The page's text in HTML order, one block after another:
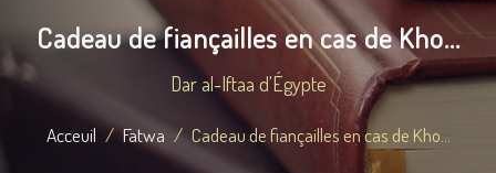
Cadeau de fiançailles en cas de Kho...
Dar al-Iftaa d'Égypte
Acceuil Fatwa Cadeau de fiançailles en cas de Kho...